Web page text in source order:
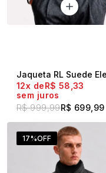
R$ 999,99R$ 699,99
12x
R$ 58,33
sem juros
17%OFF